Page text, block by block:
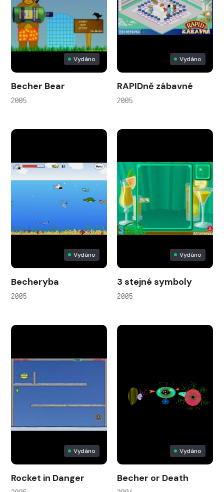
Vydáno
Becher Bear
2005
Vydáno
RAPIDně zábavné
2005
Vydáno
Becheryba
2005
Vydáno
3 stejné symboly
2005
Vydáno
Rocket in Danger
Vydáno
Becher or Death